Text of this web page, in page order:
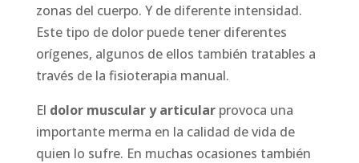
zonas del cuerpo. Y de diferente intensidad.
Este tipo de dolor puede tener diferentes
orígenes, algunos de ellos también tratables a
través de la fisioterapia manual.
El dolor muscular y articularprovoca una
importante merma en la calidad de vida de
quien lo sufre. En muchas ocasiones también